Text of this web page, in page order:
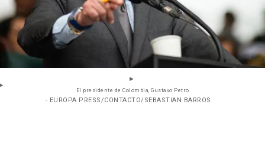
El presidente de Colombia, Gustavo Petro
- EUROPA PRESS/CONTACTO/SEBASTIAN BARROS